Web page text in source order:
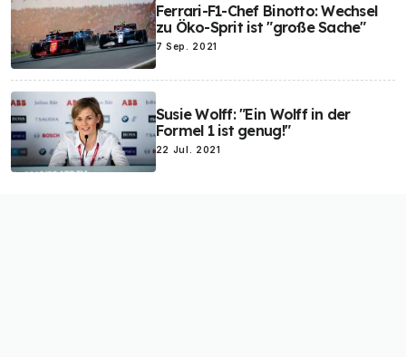
Ferrari-F1-Chef Binotto: Wechsel
zu Öko-Sprit ist "große Sache"
7 Sep. 2021
Susie Wolff: "Ein Wolff in der
Formel 1 ist genug!"
22 Jul. 2021